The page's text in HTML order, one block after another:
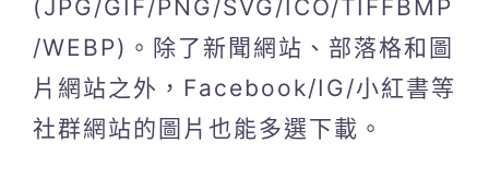
(JPG/GIF/PNG/SVG/ICO/TIFFBMP
/WEBP)。除了新聞網站、部落格和圖
片網站之外，Facebook/IG/小紅書等
社群網站的圖片也能多選下載。